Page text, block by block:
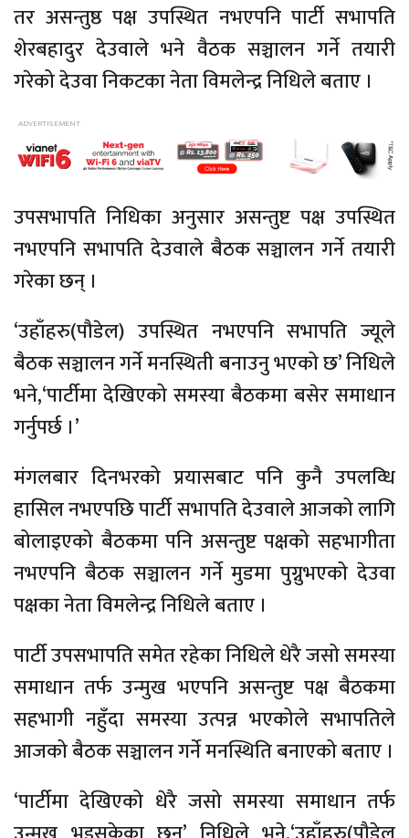
तर असन्तुष्ठ पक्ष उपस्थित नभएपनि पार्टी सभापति
शेरबहादुर देउवाले भने वैठक सञ्चालन गर्ने तयारी
गरेको देउवा निकटका नेता विमलेन्द्र निधिले बताए ।
उपसभापति निधिका अनुसार असन्तुष्ट पक्ष उपस्थित
नभएपनि सभापति देउवाले बैठक सञ्चालन गर्ने तयारी
गरेका छन् ।
‘उहाँहरु(पौडेल) उपस्थित नभएपनि सभापति ज्यूले
बैठक सञ्चालन गर्ने मनस्थिती बनाउनु भएको छ’ निधिले
भने,‘पार्टीमा देखिएको समस्या बैठकमा बसेर समाधान
गर्नुपर्छ ।’
मंगलबार दिनभरको प्रयासबाट पनि कुनै उपलव्धि
हासिल नभएपछि पार्टी सभापति देउवाले आजको लागि
बोलाइएको बैठकमा पनि असन्तुष्ट पक्षको सहभागीता
नभएपनि बैठक सञ्चालन गर्ने मुडमा पुग्नुभएको देउवा
पक्षका नेता विमलेन्द्र निधिले बताए ।
पार्टी उपसभापति समेत रहेका निधिले धेरै जसो समस्या
समाधान तर्फ उन्मुख भएपनि असन्तुष्ट पक्ष बैठकमा
सहभागी नहुँदा समस्या उत्पन्न भएकोले सभापतिले
आजको बैठक सञ्चालन गर्ने मनस्थिति बनाएको बताए ।
‘पार्टीमा देखिएको धेरै जसो समस्या समाधान तर्फ